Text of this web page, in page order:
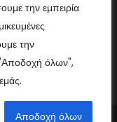
την εμπειρία
την
"Αποδοχή όλων",
Αποδοχή όλων